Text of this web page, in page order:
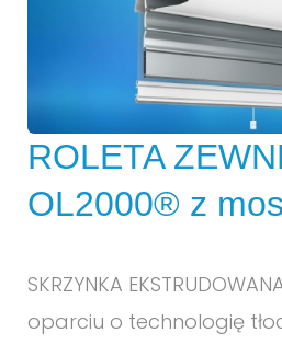
ROLETA
OL2000® z
SKRZYNKA
oparciu o technologię